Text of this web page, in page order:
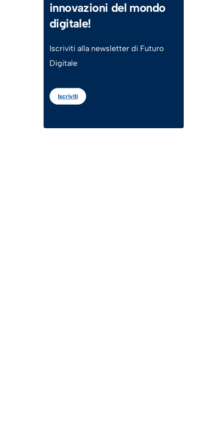
innovazioni del mondo
digitale!
Iscriviti alla newsletter di Futuro
Digitale
Iscriviti